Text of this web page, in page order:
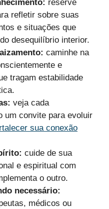
reserve
refletir sobre suas
e situações que
desequilíbrio interior.
caminhe na
e
tragam estabilidade
veja cada
um convite para evoluir
sua conexão
cuide de sua
e espiritual com
o outro.
necessário:
médicos ou